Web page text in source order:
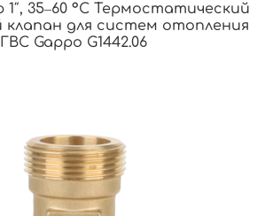
1″, 35‒60 °С Термостатический
для систем отопления
Gappo G1442.06